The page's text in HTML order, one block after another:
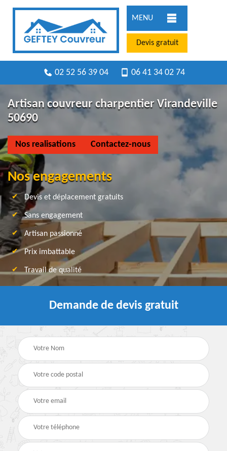
MENU
Devis gratuit
02 52 56 39 04 06 41 34 02 74
Artisan couvreur charpentier Virandeville
50690
Nos realisations Contactez-nous
Nos engagements
Devis et déplacement gratuits
Sans engagement
Artisan passionné
Prix imbattable
Travail de qualité
Demande de devis gratuit